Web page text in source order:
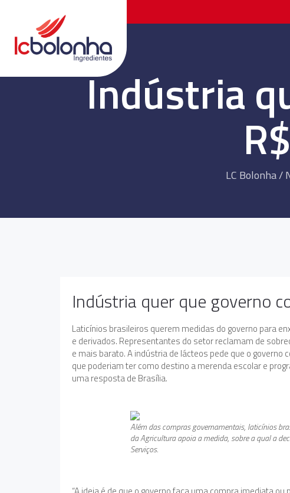
Indústria
LC Bolonha/
Indústria quer que governo
Laticínios brasileiros querem medidas do governo para
e derivados. Representantes do setor reclamam de
e mais barato. A indústria de lácteos pede que o governo
que poderiam ter como destino a merenda escolar e
uma resposta de Brasília.
Além das compras governamentais, laticínios
da Agricultura apoia a medida, sobre a qual a
Serviços.